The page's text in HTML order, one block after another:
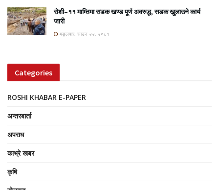
रोशी–११ माम्तिमा सडक खण्ड पूर्ण अवरुद्ध, सडक खुलाउने कार्य
जारी
मङ्लबार, साउन २२, २०८१
Categories
ROSHI KHABAR E-PAPER
अन्तरबार्ता
अपराध
काभ्रे खबर
कृषि